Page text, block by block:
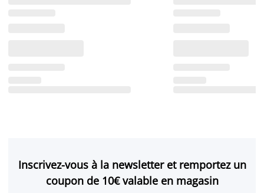
Inscrivez-vous à la newsletter et remportez un
coupon de 10€ valable en magasin